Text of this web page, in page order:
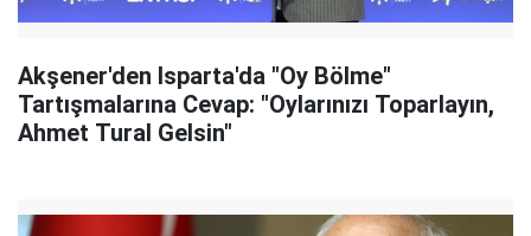
Akşener'den Isparta'da "Oy Bölme"
Tartışmalarına Cevap: "Oylarınızı Toparlayın,
Ahmet Tural Gelsin"